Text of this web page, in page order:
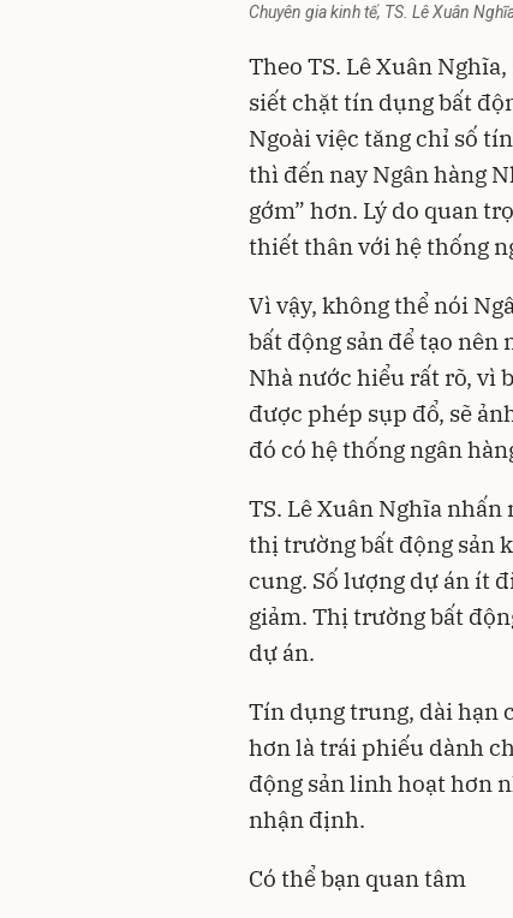
Chuyên gia kinh tế, TS. Lê Xuân
Theo TS. Lê Xuân
siết chặt tín dụng bất
Ngoài việc tăng chỉ số
thì đến nay Ngân hàng
gớm” hơn. Lý do quan
thiết thân với hệ thống
Vì vậy, không thể nói
bất động sản để tạo
Nhà nước hiểu rất rõ, vì
được phép sụp đổ, sẽ
đó có hệ thống ngân
TS. Lê Xuân Nghĩa
thị trường bất động sản
cung. Số lượng dự án ít
giảm. Thị trường bất
dự án.
Tín dụng trung, dài hạn
hơn là trái phiếu dành
động sản linh hoạt hơn
nhận định.
Có thể bạn quan tâm